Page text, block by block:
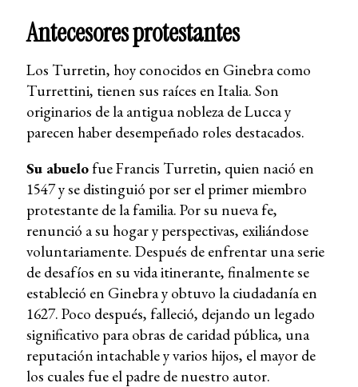
Antecesores protestantes
Los Turretin, hoy conocidos en Ginebra como
Turrettini, tienen sus raíces en Italia. Son
originarios de la antigua nobleza de Lucca y
parecen haber desempeñado roles destacados.
Su abuelofue Francis Turretin, quien nació en
1547 y se distinguió por ser el primer miembro
protestante de la familia. Por su nueva fe,
renunció a su hogar y perspectivas, exiliándose
voluntariamente. Después de enfrentar una serie
de desafíos en su vida itinerante, finalmente se
estableció en Ginebra y obtuvo la ciudadanía en
1627. Poco después, falleció, dejando un legado
significativo para obras de caridad pública, una
reputación intachable y varios hijos, el mayor de
los cuales fue el padre de nuestro autor.